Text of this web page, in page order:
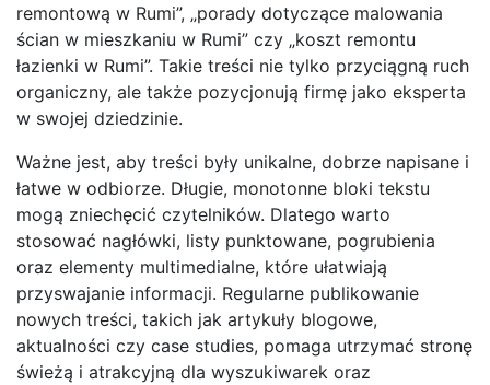
remontową w Rumi”, „porady dotyczące malowania
ścian w mieszkaniu w Rumi” czy „koszt remontu
łazienki w Rumi”. Takie treści nie tylko przyciągną ruch
organiczny, ale także pozycjonują firmę jako eksperta
w swojej dziedzinie.
Ważne jest, aby treści były unikalne, dobrze napisane i
łatwe w odbiorze. Długie, monotonne bloki tekstu
mogą zniechęcić czytelników. Dlatego warto
stosować nagłówki, listy punktowane, pogrubienia
oraz elementy multimedialne, które ułatwiają
przyswajanie informacji. Regularne publikowanie
nowych treści, takich jak artykuły blogowe,
aktualności czy case studies, pomaga utrzymać stronę
świeżą i atrakcyjną dla wyszukiwarek oraz